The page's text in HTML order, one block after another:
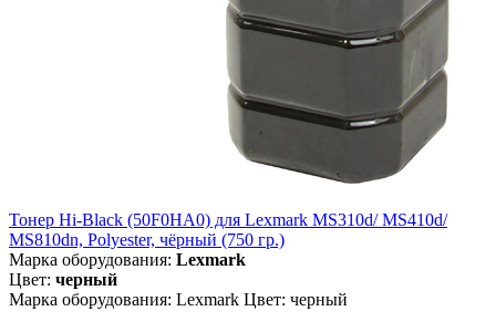
Тонер Hi-Black (50F0HA0) для Lexmark MS310d/ MS410d/
MS810dn, Polyester, чёрный (750 гр.)
Марка оборудования: Lexmark
Цвет: черный
Марка оборудования: Lexmark Цвет: черный